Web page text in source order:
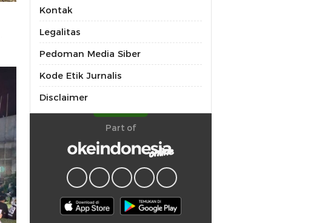
Kontak
Legalitas
Pedoman Media Siber
Kode Etik Jurnalis
Disclaimer
Part of